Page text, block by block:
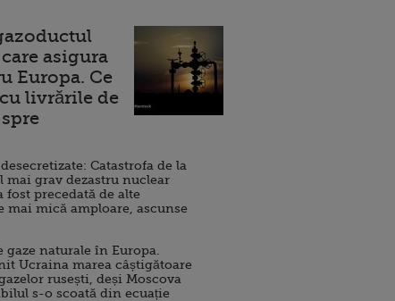
asigura
Europa. Ce
livrările de
Catastrofa de la
mai grav dezastru nuclear
precedată de alte
mai mică amploare, ascunse
gaze naturale în Europa.
Ucraina marea câștigătoare
rusești, deși Moscova
s-o scoată din ecuație